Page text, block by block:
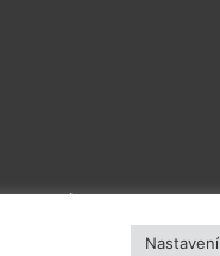
O nás
Nastavení